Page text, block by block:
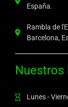
España.
Rambla de
Barcelona,
Nuestros
Lunes -